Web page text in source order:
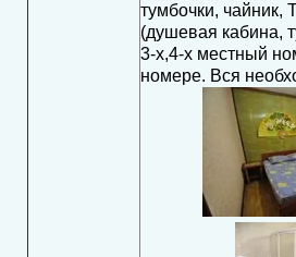
тумбочки, чайник,
(душевая кабина,
3-х,4-х местный
номере. Вся